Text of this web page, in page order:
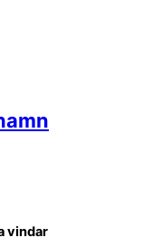
vindar